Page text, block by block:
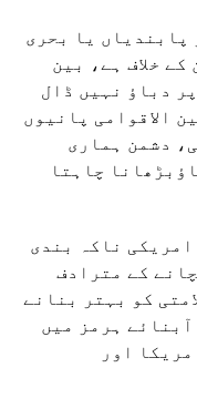
پابندیاں یا بحری
خلاف ہے، بین
دباؤ نہیں ڈال
الاقوامی پانیوں
دشمن ہماری
چاہتا
ناکہ بندی
کے مترادف
کو بہتر بنانے
ہرمز میں
اور